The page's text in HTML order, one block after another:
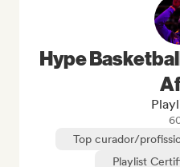
Hype
Top curador/
Playlist